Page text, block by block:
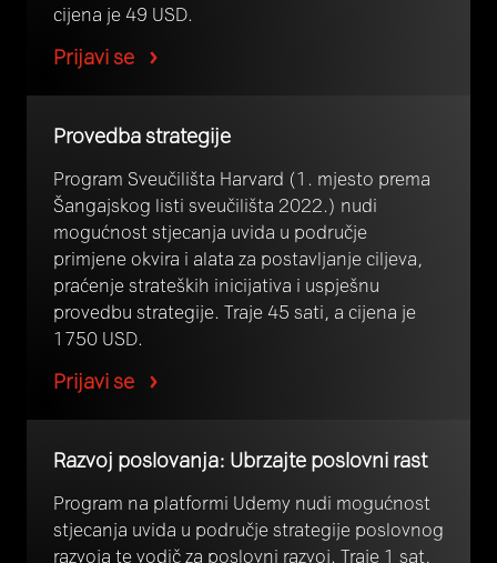
cijena je 49 USD.
Prijavi se
Provedba strategije
Program Sveučilišta Harvard (1. mjesto prema
Šangajskog listi sveučilišta 2022.) nudi
mogućnost stjecanja uvida u područje
primjene okvira i alata za postavljanje ciljeva,
praćenje strateških inicijativa i uspješnu
provedbu strategije. Traje 45 sati, a cijena je
1750 USD.
Prijavi se
Razvoj poslovanja: Ubrzajte poslovni rast
Program na platformi Udemy nudi mogućnost
stjecanja uvida u područje strategije poslovnog
razvoja te vodič za poslovni razvoj. Traje 1 sat,